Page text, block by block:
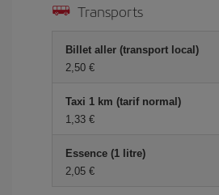
Transports
Billet aller (transport local)
2,50 €
Taxi 1 km (tarif normal)
1,33 €
Essence (1 litre)
2,05 €